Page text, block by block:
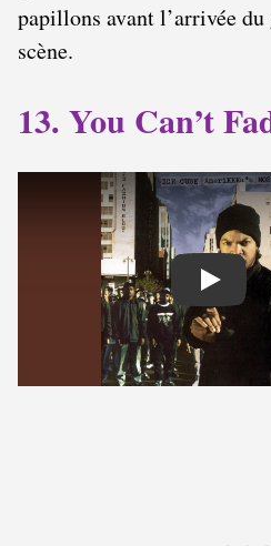
papillons avant l’arrivée
scène.
13. You Can’t
Play